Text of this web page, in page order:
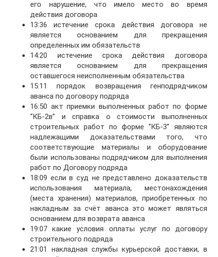
его нарушение, что имело место во время
действия договора
13:36 истечение срока действия договора не
является основанием для прекращения
определенных им обязательств
14:20 истечение срока действия договора
является основанием для прекращения
оставшегося неисполненным обязательства
15:11 порядок возвращения генподрядчиком
аванса по договору подряда
16:50 акт приемки выполненных работ по форме
“КБ-2в” и справка о стоимости выполненных
строительных работ по форме “КБ-3” являются
надлежащими доказательствами того, что
соответствующие материалы и оборудование
были использованы подрядчиком для выполнения
работ по Договору подряда
18:09 если в суд не представлено доказательств
использования материала, местонахождения
(места хранения) материалов, приобретенных по
накладным за счёт аванса это может являться
основанием для возврата аванса
19:07 какие условия оплаты услуг по договору
строительного подряда
21:01 накладная службы курьерской доставки, в